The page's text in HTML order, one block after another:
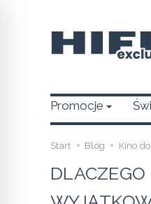
Promocje
Start Blog Kino